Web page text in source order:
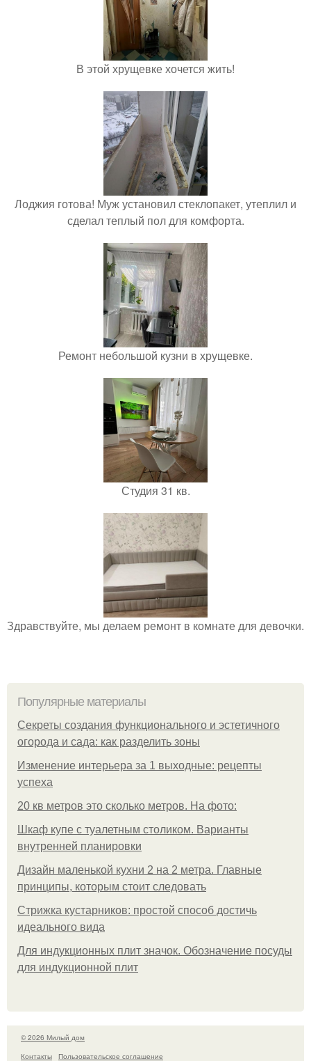
В этой хрущевке хочется жить!
Лоджия готова! Муж установил стеклопакет, утеплил и
сделал теплый пол для комфорта.
Ремонт небольшой кузни в хрущевке.
Студия 31 кв.
Здравствуйте, мы делаем ремонт в комнате для девочки.
Популярные материалы
Секреты создания функционального и эстетичного
огорода и сада: как разделить зоны
Изменение интерьера за 1 выходные: рецепты
успеха
20 кв метров это сколько метров. На фото:
Шкаф купе с туалетным столиком. Варианты
внутренней планировки
Дизайн маленькой кухни 2 на 2 метра. Главные
принципы, которым стоит следовать
Стрижка кустарников: простой способ достичь
идеального вида
Для индукционных плит значок. Обозначение посуды
для индукционной плит
© 2026 Милый дом
Контакты
Пользовательское соглашение